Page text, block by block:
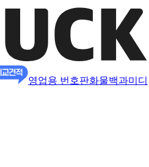
영업용 번호판화물백과미디